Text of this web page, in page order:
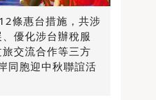
條惠台措施，共涉
優化涉台辦稅服
交流合作等三方
同胞迎中秋聯誼活